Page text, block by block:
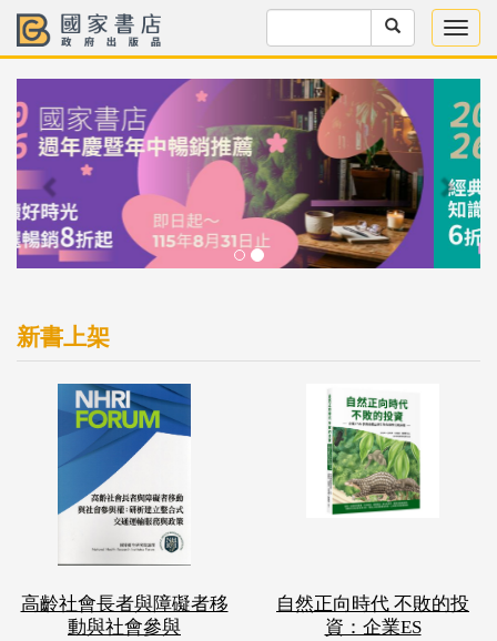
新書上架
高齡社會長者與障礙者移
動與社會參與
自然正向時代 不敗的投
資：企業ES